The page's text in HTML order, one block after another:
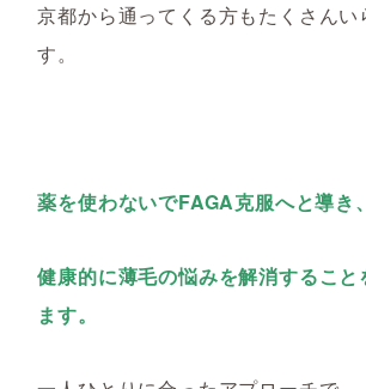
京都から通ってくる方もたくさんい
す。
薬を使わないでFAGA克服へと導き、
健康的に薄毛の悩みを解消すること
ます。